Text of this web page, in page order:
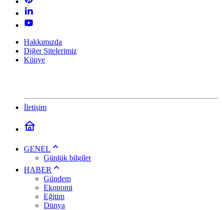
Hakkımızda
Diğer Sitelerimiz
Künye
İletişim
GENEL
Günlük bilgiler
HABER
Gündem
Ekonomi
Eğitim
Dünya